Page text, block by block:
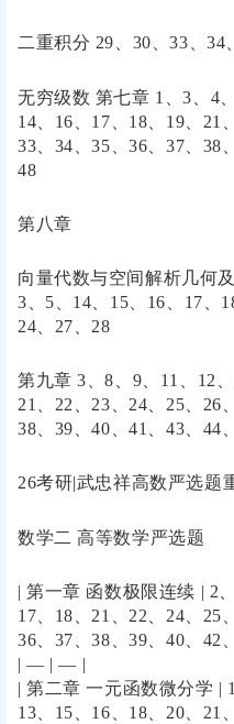
二重积分 29、30、33、34
无穷级数 第七章 1、3、4
14、16、17、18、19、21
33、34、35、36、37、38
48
第八章
向量代数与空间解析几何
3、5、14、15、16、17、
24、27、28
第九章 3、8、9、11、12
21、22、23、24、25、26
38、39、40、41、43、44
26考研|武忠祥高数严选题
数学二 高等数学严选题
| 第一章 函数极限连续 | 2
17、18、21、22、24、25
36、37、38、39、40、42
| — | — |
| 第二章 一元函数微分学 |
13、15、16、18、20、21